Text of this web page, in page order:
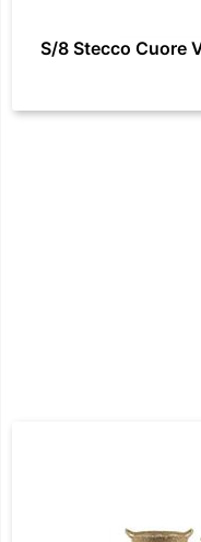
S/8 Stecco Cuore